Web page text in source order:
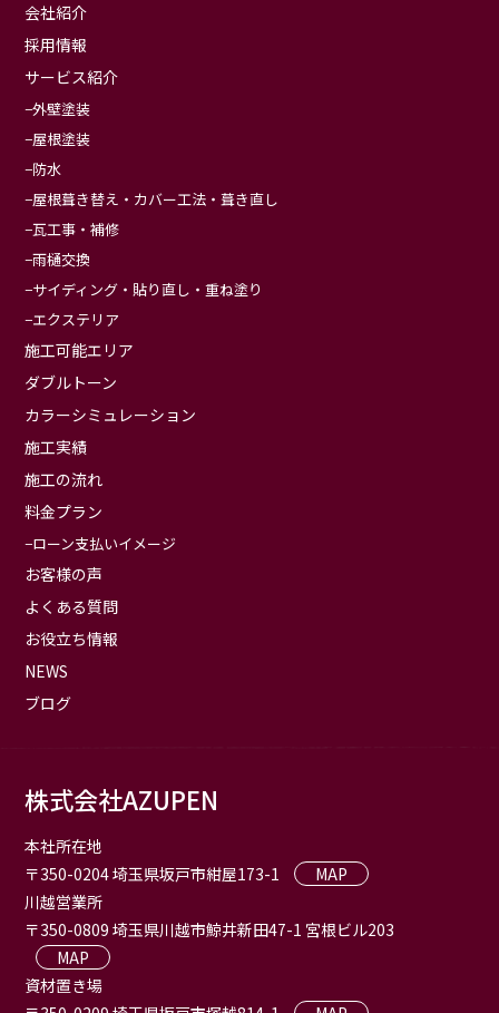
会社紹介
採用情報
サービス紹介
外壁塗装
屋根塗装
防水
屋根葺き替え・カバー工法・葺き直し
瓦工事・補修
雨樋交換
サイディング・貼り直し・重ね塗り
エクステリア
施工可能エリア
ダブルトーン
カラーシミュレーション
施工実績
施工の流れ
料金プラン
ローン支払いイメージ
お客様の声
よくある質問
お役立ち情報
NEWS
ブログ
株式会社AZUPEN
本社所在地
〒350-0204 埼玉県坂戸市紺屋173-1
MAP
川越営業所
〒350-0809 埼玉県川越市鯨井新田47-1 宮根ビル203
MAP
資材置き場